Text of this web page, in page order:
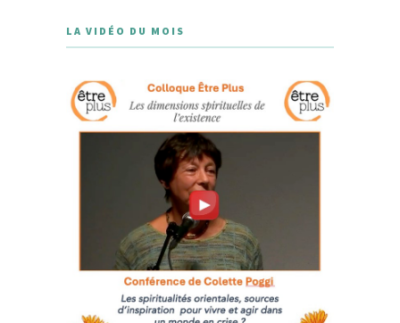
LA VIDÉO DU MOIS